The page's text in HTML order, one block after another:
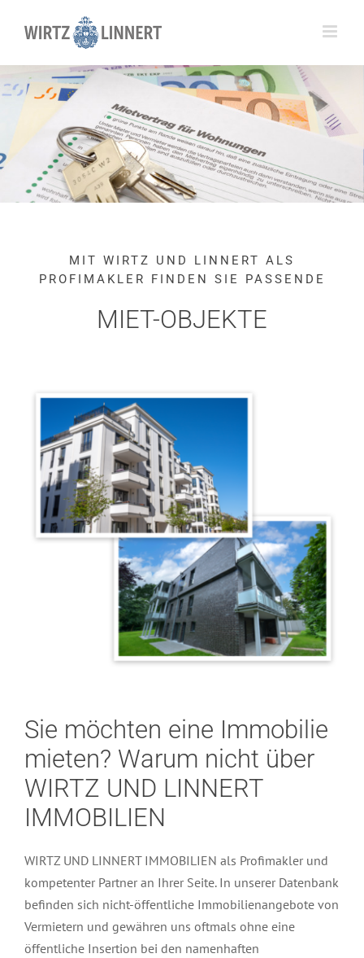
MIT WIRTZ UND LINNERT ALS
PROFIMAKLER FINDEN SIE PASSENDE
MIET-OBJEKTE
Sie möchten eine Immobilie
mieten? Warum nicht über
WIRTZ UND LINNERT
IMMOBILIEN
WIRTZ UND LINNERT IMMOBILIEN als Profimakler und
kompetenter Partner an Ihrer Seite. In unserer Datenbank
befinden sich nicht-öffentliche Immobilienangebote von
Vermietern und gewähren uns oftmals ohne eine
öffentliche Insertion bei den namenhaften